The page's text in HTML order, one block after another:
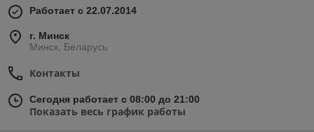
Работает с 22.07.2014
г. Минск
Минск, Беларусь
Контакты
Сегодня работает с 08:00 до 21:00
Показать весь график работы